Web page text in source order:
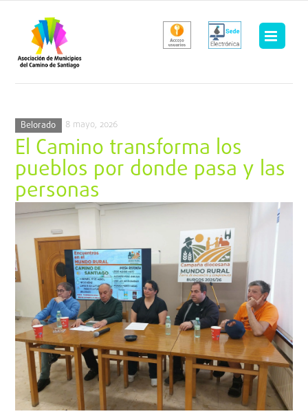
contenido
Belorado 8 mayo, 2026
El Camino transforma los
pueblos por donde pasa y las
personas